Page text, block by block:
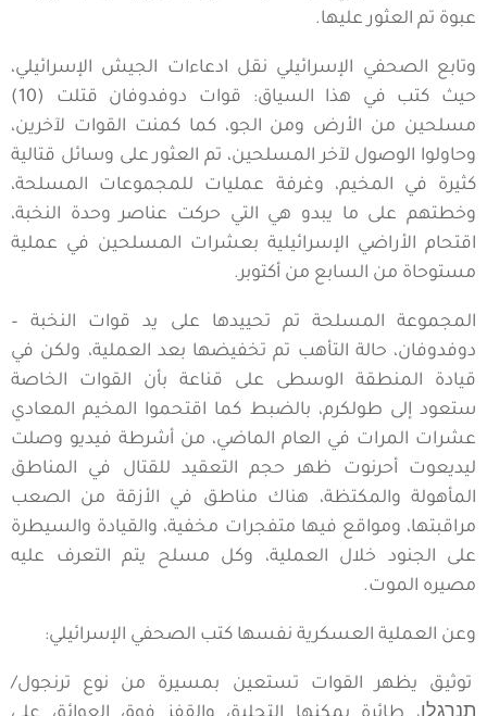
عبوة تم العثور عليها.
وتابع الصحفي الإسرائيلي نقل ادعاءات الجيش الإسرائيلي،
حيث كتب في هذا السياق: قوات دوفدوفان قتلت (10)
مسلحين من الأرض ومن الجو، كما كمنت القوات لآخرين،
وحاولوا الوصول لآخر المسلحين، تم العثور على وسائل قتالية
كثيرة في المخيم، وغرفة عمليات للمجموعات المسلحة،
وخطتهم على ما يبدو هي التي حركت عناصر وحدة النخبة،
اقتحام الأراضي الإسرائيلية بعشرات المسلحين في عملية
مستوحاة من السابع من أكتوبر.
المجموعة المسلحة تم تحييدها على يد قوات النخبة –
دوفدوفان، حالة التأهب تم تخفيضها بعد العملية، ولكن في
قيادة المنطقة الوسطى على قناعة بأن القوات الخاصة
ستعود إلى طولكرم، بالضبط كما اقتحموا المخيم المعادي
عشرات المرات في العام الماضي، من أشرطة فيديو وصلت
ليديعوت أحرنوت ظهر حجم التعقيد للقتال في المناطق
المأهولة والمكتظة، هناك مناطق في الأزقة من الصعب
مراقبتها، ومواقع فيها متفجرات مخفية، والقيادة والسيطرة
على الجنود خلال العملية، وكل مسلح يتم التعرف عليه
مصيره الموت.
وعن العملية العسكرية نفسها كتب الصحفي الإسرائيلي:
توثيق يظهر القوات تستعين بمسيرة من نوع ترنجول/